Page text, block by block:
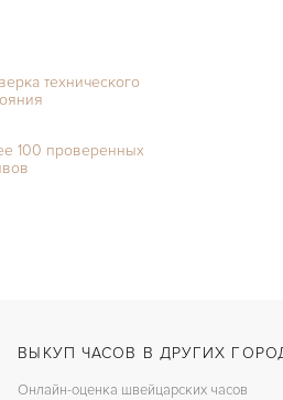
технического
100 проверенных
ВЫКУП ЧАСОВ В ДРУГИХ
Онлайн-оценка швейцарских часов